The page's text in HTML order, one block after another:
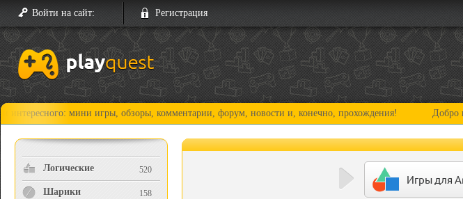
Войти на сайт: Регистрация
мини игры, обзоры, комментарии, форум, новости и, конечно, прохождения! Добро
Логические 520
Шарики 158
Игры для